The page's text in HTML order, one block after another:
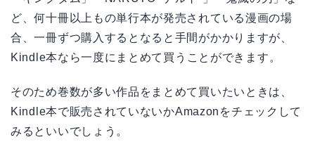
ど、何十冊以上もの単行本が発売されている漫画の場
合、一冊ずつ購入するとなると手間がかかりますが、
Kindle本なら一度にまとめて買うことができます。
そのため巻数が多い作品をまとめて買いたいときは、
Kindle本で販売されていないかAmazonをチェックして
みるといいでしょう。